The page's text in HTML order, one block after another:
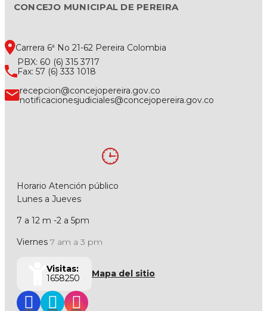
CONCEJO MUNICIPAL DE PEREIRA
Carrera 6ª No 21-62 Pereira Colombia
PBX: 60 (6) 315 3717
Fax: 57 (6) 333 1018
recepcion@concejopereira.gov.co
notificacionesjudiciales@concejopereira.gov.co
Horario Atención público
Lunes a Jueves
7 a 12 m -2 a 5pm
Viernes 7 am a 3 pm
Visitas:
1658250
Mapa del sitio